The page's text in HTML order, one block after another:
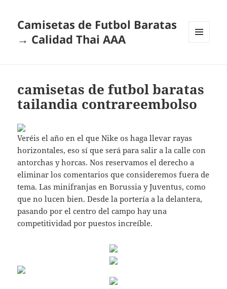
Camisetas de Futbol Baratas
→ Calidad Thai AAA
camisetas de futbol baratas
tailandia contrareembolso
Veréis el año en el que Nike os haga llevar rayas
horizontales, eso sí que será para salir a la calle con
antorchas y horcas. Nos reservamos el derecho a
eliminar los comentarios que consideremos fuera de
tema. Las minifranjas en Borussia y Juventus, como
que no lucen bien. Desde la portería a la delantera,
pasando por el centro del campo hay una
competitividad por puestos increíble.